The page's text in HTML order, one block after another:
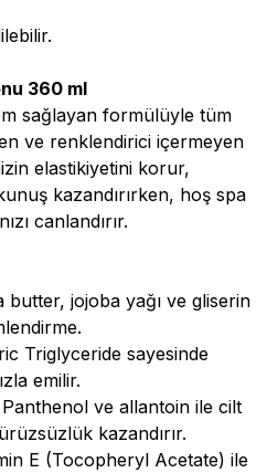
360 ml
sağlayan formülüyle tüm
ve renklendirici içermeyen
elastikiyetini korur,
kazandırırken, hoş spa
canlandırır.
jojoba yağı ve gliserin
Triglyceride sayesinde
emilir.
ve allantoin ile cilt
kazandırır.
E (Tocopheryl Acetate) ile